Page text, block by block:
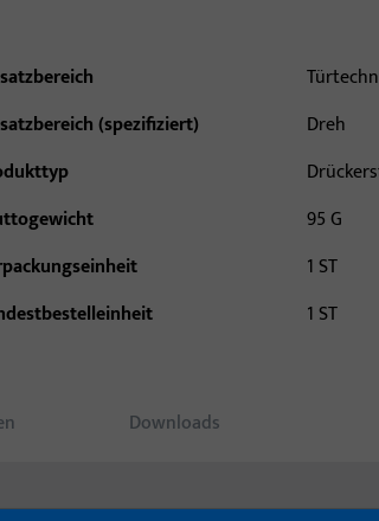
(spezifiziert)
Dreh
95 G
1 ST
1 ST
Downloads